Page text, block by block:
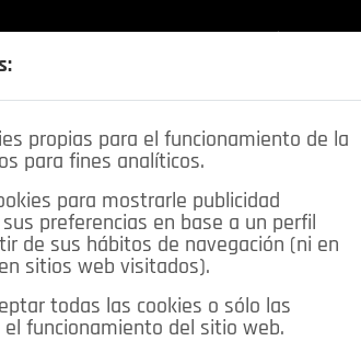
CRÓNICAS DE
OPINIÓN IN SALUD 🔴 EN DIRECTO
propias para el funcionamiento de la
para fines analíticos.
para mostrarle publicidad
preferencias en base a un perfil
de sus hábitos de navegación (ni en
sitios web visitados).
todas las cookies o sólo las
el funcionamiento del sitio web.